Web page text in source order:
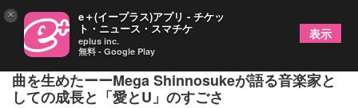
「好きだからやってきたこと」の繰り返しでヒット
曲を生めたーーMega Shinnosukeが語る音楽家と
しての成長と「愛とU」のすごさ
× e＋(イープラス)アプリ - チケッ
ト・ニュース・スマチケ
eplus inc.
無料 - Google Play
表示